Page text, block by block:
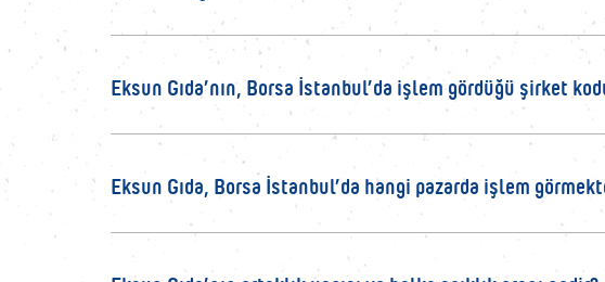
Eksun Gıda’nın, Borsa İstanbul’da işlem gördüğü şirket
Eksun Gıda, Borsa İstanbul’da hangi pazarda işlem